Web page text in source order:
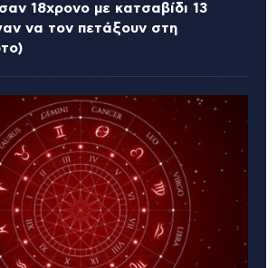
18χρονο με κατσαβίδι 13
να τον πετάξουν στη